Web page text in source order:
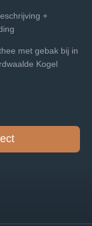
+
met gebak bij in
Kogel